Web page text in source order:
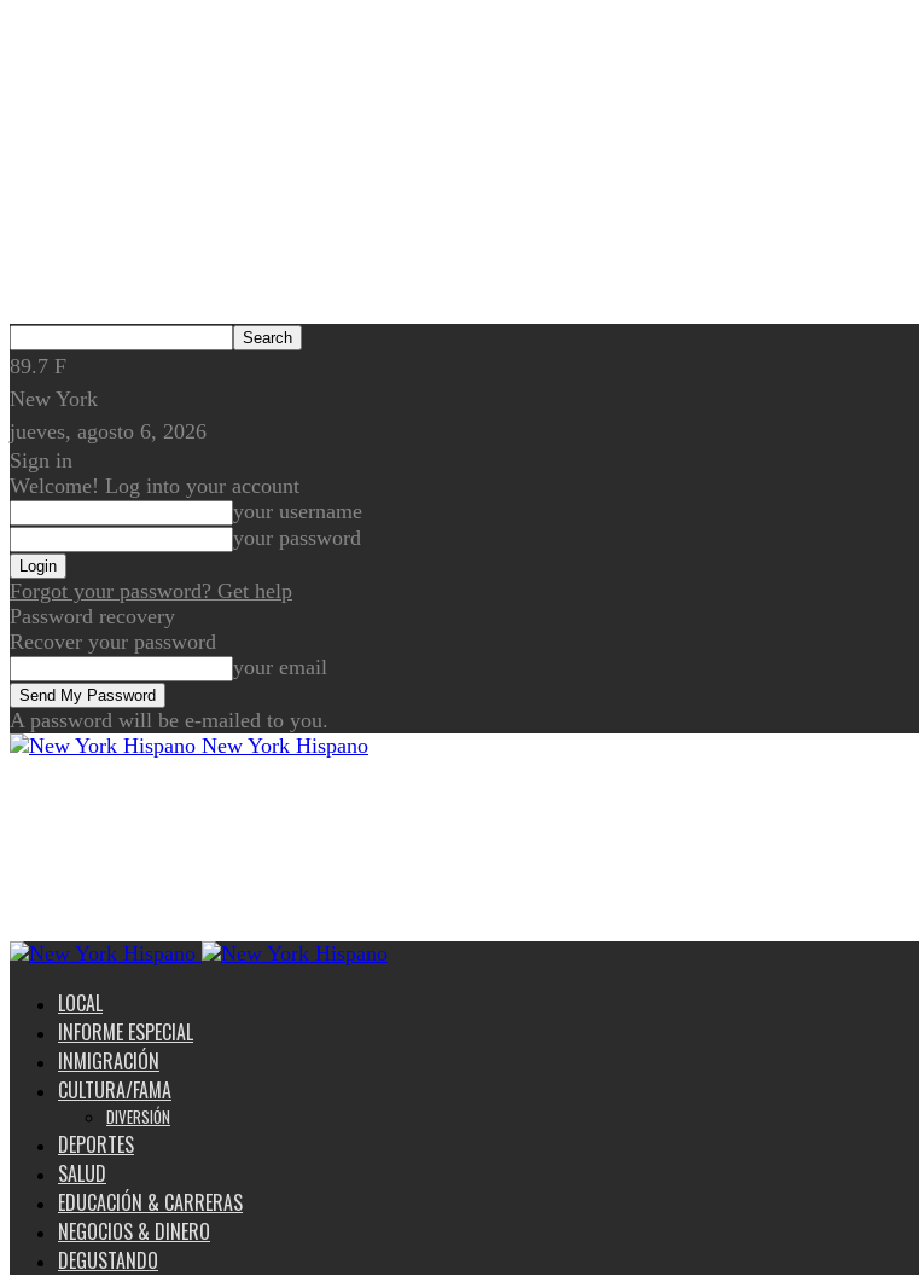
89.7 F
New York
jueves, agosto 6, 2026
Sign in
Welcome! Log into your account
your username
your password
Forgot your password? Get help
Password recovery
Recover your password
your email
A password will be e-mailed to you.
New York Hispano
LOCAL
INFORME ESPECIAL
INMIGRACIÓN
CULTURA/FAMA
DIVERSIÓN
DEPORTES
SALUD
EDUCACIÓN & CARRERAS
NEGOCIOS & DINERO
DEGUSTANDO